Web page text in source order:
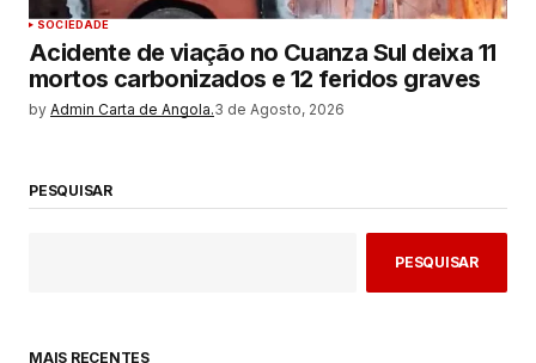
SOCIEDADE
Acidente de viação no Cuanza Sul deixa 11
mortos carbonizados e 12 feridos graves
by Admin Carta de Angola.3 de Agosto, 2026
PESQUISAR
PESQUISAR
MAIS RECENTES